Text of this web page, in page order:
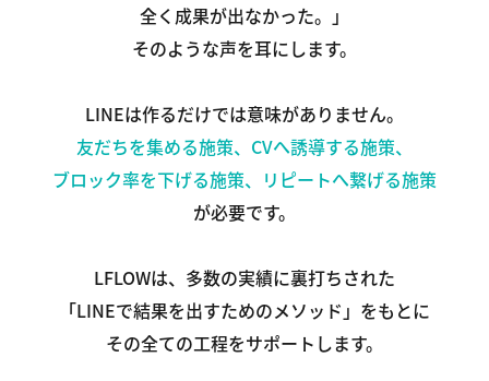
全く成果が出なかった。」
そのような声を耳にします。
LINEは作るだけでは意味がありません。
友だちを集める施策、CVへ誘導する施策、
ブロック率を下げる施策、リピートへ繋げる施策
が必要です。
LFLOWは、多数の実績に裏打ちされた
「LINEで結果を出すためのメソッド」をもとに
その全ての工程をサポートします。